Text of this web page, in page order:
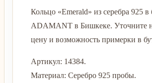
Кольцо «Emerald» из серебра 925 в
ADAMANT в Бишкеке. Уточните
цену и возможность примерки в
Артикул: 14384.
Материал: Серебро 925 пробы.